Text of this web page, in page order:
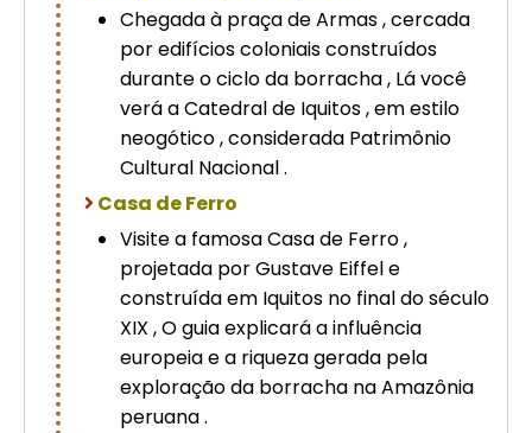
Chegada à praça de Armas , cercada
por edifícios coloniais construídos
durante o ciclo da borracha , Lá você
verá a Catedral de Iquitos , em estilo
neogótico , considerada Patrimônio
Cultural Nacional .
Casa de Ferro
Visite a famosa Casa de Ferro ,
projetada por Gustave Eiffel e
construída em Iquitos no final do século
XIX , O guia explicará a influência
europeia e a riqueza gerada pela
exploração da borracha na Amazônia
peruana .